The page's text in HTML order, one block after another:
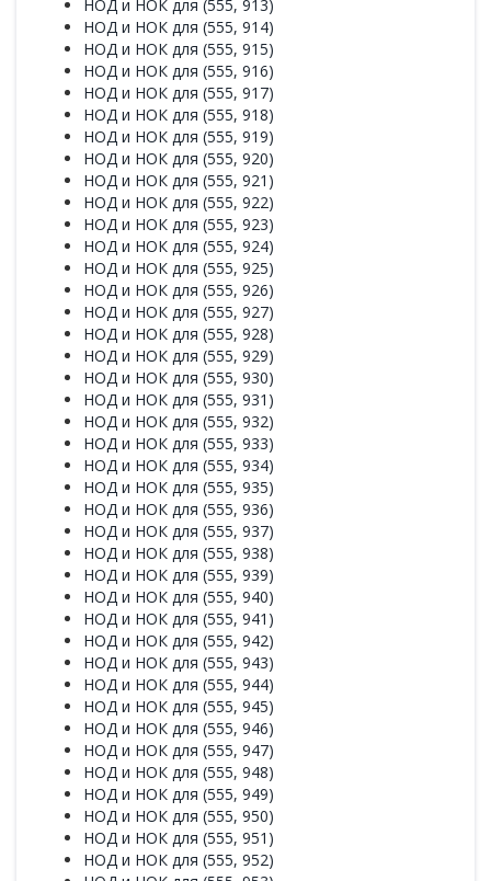
НОД и НОК для (555, 913)
НОД и НОК для (555, 914)
НОД и НОК для (555, 915)
НОД и НОК для (555, 916)
НОД и НОК для (555, 917)
НОД и НОК для (555, 918)
НОД и НОК для (555, 919)
НОД и НОК для (555, 920)
НОД и НОК для (555, 921)
НОД и НОК для (555, 922)
НОД и НОК для (555, 923)
НОД и НОК для (555, 924)
НОД и НОК для (555, 925)
НОД и НОК для (555, 926)
НОД и НОК для (555, 927)
НОД и НОК для (555, 928)
НОД и НОК для (555, 929)
НОД и НОК для (555, 930)
НОД и НОК для (555, 931)
НОД и НОК для (555, 932)
НОД и НОК для (555, 933)
НОД и НОК для (555, 934)
НОД и НОК для (555, 935)
НОД и НОК для (555, 936)
НОД и НОК для (555, 937)
НОД и НОК для (555, 938)
НОД и НОК для (555, 939)
НОД и НОК для (555, 940)
НОД и НОК для (555, 941)
НОД и НОК для (555, 942)
НОД и НОК для (555, 943)
НОД и НОК для (555, 944)
НОД и НОК для (555, 945)
НОД и НОК для (555, 946)
НОД и НОК для (555, 947)
НОД и НОК для (555, 948)
НОД и НОК для (555, 949)
НОД и НОК для (555, 950)
НОД и НОК для (555, 951)
НОД и НОК для (555, 952)